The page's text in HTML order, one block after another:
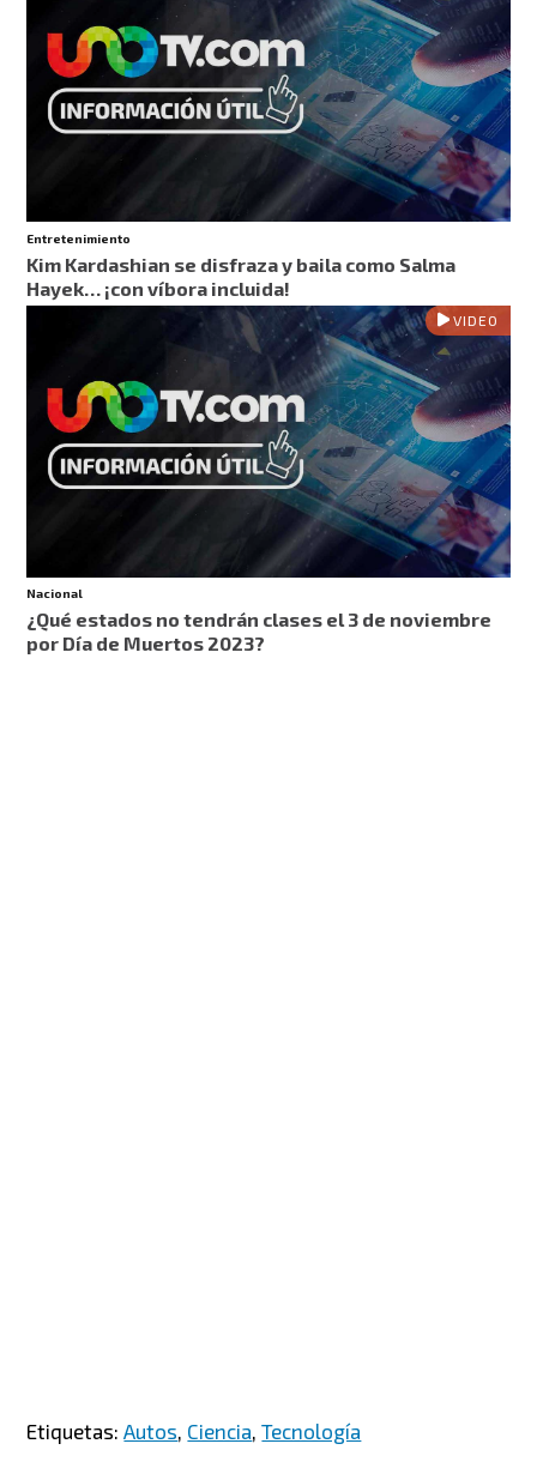
Entretenimiento
Kim Kardashian se disfraza y baila como Salma
Hayek… ¡con víbora incluida!
VIDEO
Nacional
¿Qué estados no tendrán clases el 3 de noviembre
por Día de Muertos 2023?
Etiquetas:Autos, Ciencia,Tecnología